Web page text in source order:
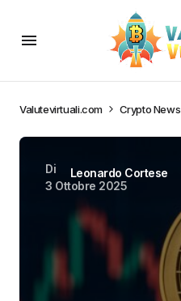
Valutevirtuali.com Crypto News
Di
Leonardo Cortese
3 Ottobre 2025